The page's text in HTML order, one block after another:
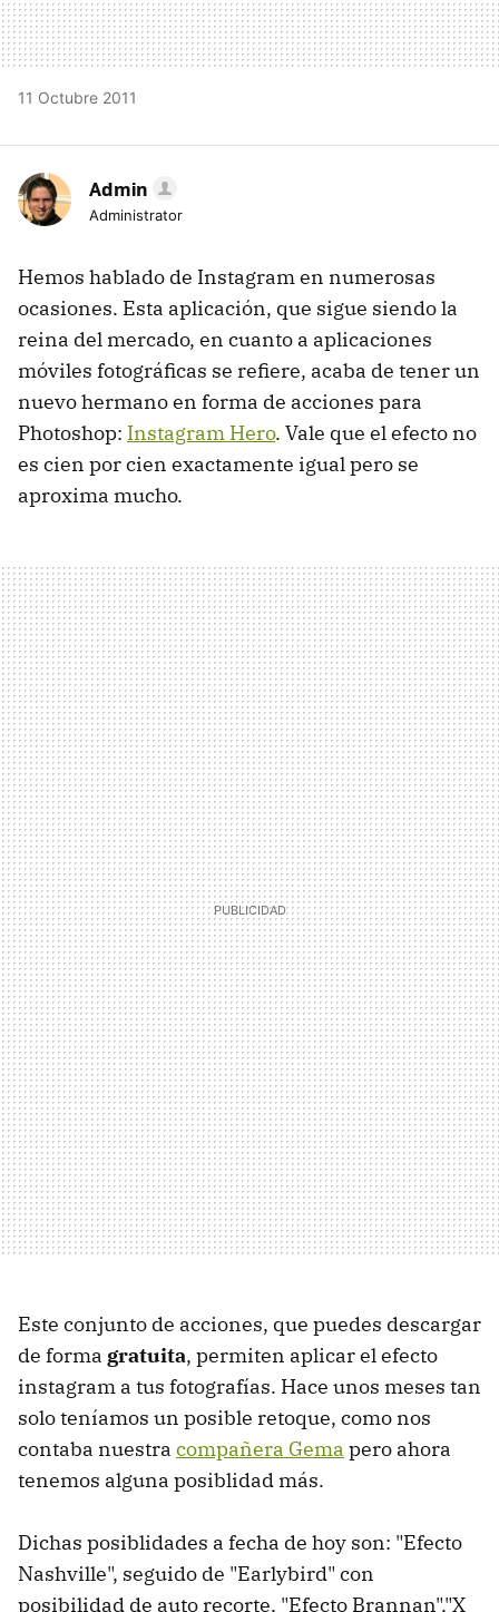
11 Octubre 2011
Admin
Administrator
Hemos hablado de Instagram en numerosas
ocasiones. Esta aplicación, que sigue siendo la
reina del mercado, en cuanto a aplicaciones
móviles fotográficas se refiere, acaba de tener un
nuevo hermano en forma de acciones para
Photoshop: Instagram Hero. Vale que el efecto no
es cien por cien exactamente igual pero se
aproxima mucho.
Este conjunto de acciones, que puedes descargar
de forma gratuita, permiten aplicar el efecto
instagram a tus fotografías. Hace unos meses tan
solo teníamos un posible retoque, como nos
contaba nuestra compañera Gema pero ahora
tenemos alguna posiblidad más.
Dichas posiblidades a fecha de hoy son: "Efecto
Nashville", seguido de "Earlybird" con
posibilidad de auto recorte, "Efecto Brannan","X